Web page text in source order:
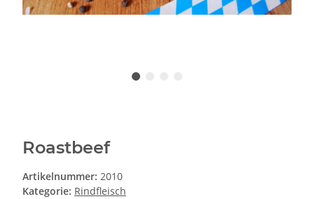
Roastbeef
Artikelnummer: 2010
Kategorie: Rindfleisch